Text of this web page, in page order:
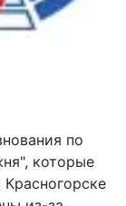
по
которые